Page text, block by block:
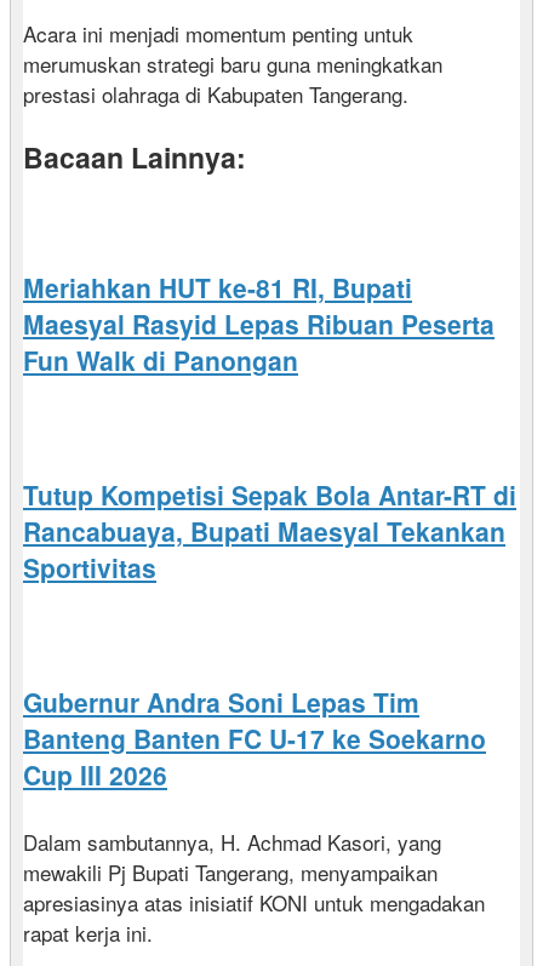
Acara ini menjadi momentum penting untuk
merumuskan strategi baru guna meningkatkan
prestasi olahraga di Kabupaten Tangerang.
Bacaan Lainnya:
Meriahkan HUT ke-81 RI, Bupati
Maesyal Rasyid Lepas Ribuan Peserta
Fun Walk di Panongan
Tutup Kompetisi Sepak Bola Antar-RT di
Rancabuaya, Bupati Maesyal Tekankan
Sportivitas
Gubernur Andra Soni Lepas Tim
Banteng Banten FC U-17 ke Soekarno
Cup III 2026
Dalam sambutannya, H. Achmad Kasori, yang
mewakili Pj Bupati Tangerang, menyampaikan
apresiasinya atas inisiatif KONI untuk mengadakan
rapat kerja ini.